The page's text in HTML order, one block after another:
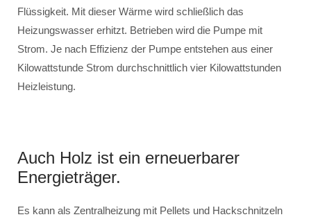
Flüssigkeit. Mit dieser Wärme wird schließlich das
Heizungswasser erhitzt. Betrieben wird die Pumpe mit
Strom. Je nach Effizienz der Pumpe entstehen aus einer
Kilowattstunde Strom durchschnittlich vier Kilowattstunden
Heizleistung.
Auch Holz ist ein erneuerbarer
Energieträger.
Es kann als Zentralheizung mit Pellets und Hackschnitzeln